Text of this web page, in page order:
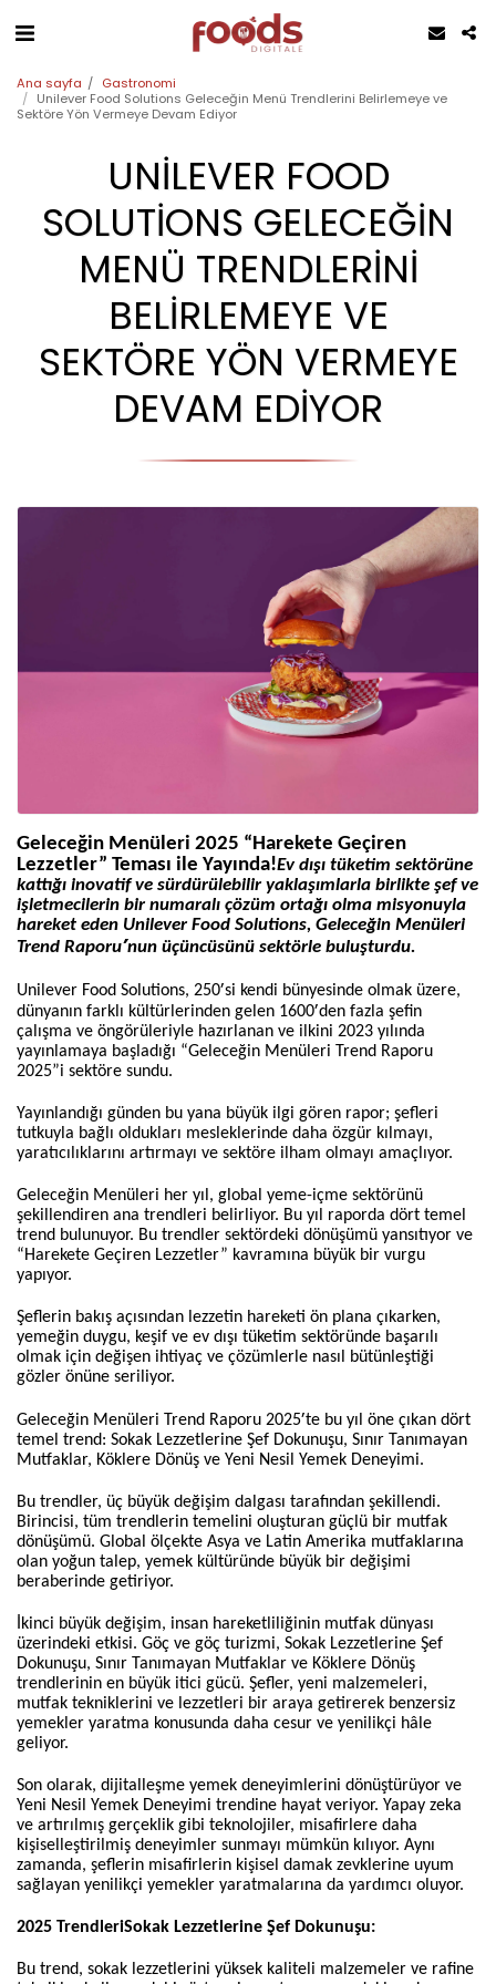
Ana sayfa
Gastronomi
Unilever Food Solutions Geleceğin Menü Trendlerini Belirlemeye ve
Sektöre Yön Vermeye Devam Ediyor
UNILEVER FOOD
SOLUTIONS GELECEĞIN
MENÜ TRENDLERINI
BELIRLEMEYE VE
SEKTÖRE YÖN VERMEYE
DEVAM EDIYOR
Geleceğin Menüleri 2025 “Harekete Geçiren
Lezzetler” Teması ile Yayında!Ev dışı tüketim sektörüne
kattığı inovatif ve sürdürülebilir yaklaşımlarla birlikte şef ve
işletmecilerin bir numaralı çözüm ortağı olma misyonuyla
hareket eden Unilever Food Solutions, Geleceğin Menüleri
Trend Raporu’nun üçüncüsünü sektörle buluşturdu.
Unilever Food Solutions, 250’si kendi bünyesinde olmak üzere,
dünyanın farklı kültürlerinden gelen 1600’den fazla şefin
çalışma ve öngörüleriyle hazırlanan ve ilkini 2023 yılında
yayınlamaya başladığı “Geleceğin Menüleri Trend Raporu
2025”i sektöre sundu.
Yayınlandığı günden bu yana büyük ilgi gören rapor; şefleri
tutkuyla bağlı oldukları mesleklerinde daha özgür kılmayı,
yaratıcılıklarını artırmayı ve sektöre ilham olmayı amaçlıyor.
Geleceğin Menüleri her yıl, global yeme-içme sektörünü
şekillendiren ana trendleri belirliyor. Bu yıl raporda dört temel
trend bulunuyor. Bu trendler sektördeki dönüşümü yansıtıyor ve
“Harekete Geçiren Lezzetler” kavramına büyük bir vurgu
yapıyor.
Şeflerin bakış açısından lezzetin hareketi ön plana çıkarken,
yemeğin duygu, keşif ve ev dışı tüketim sektöründe başarılı
olmak için değişen ihtiyaç ve çözümlerle nasıl bütünleştiği
gözler önüne seriliyor.
Geleceğin Menüleri Trend Raporu 2025’te bu yıl öne çıkan dört
temel trend: Sokak Lezzetlerine Şef Dokunuşu, Sınır Tanımayan
Mutfaklar, Köklere Dönüş ve Yeni Nesil Yemek Deneyimi.
Bu trendler, üç büyük değişim dalgası tarafından şekillendi.
Birincisi, tüm trendlerin temelini oluşturan güçlü bir mutfak
dönüşümü. Global ölçekte Asya ve Latin Amerika mutfaklarına
olan yoğun talep, yemek kültüründe büyük bir değişimi
beraberinde getiriyor.
İkinci büyük değişim, insan hareketliliğinin mutfak dünyası
üzerindeki etkisi. Göç ve göç turizmi, Sokak Lezzetlerine Şef
Dokunuşu, Sınır Tanımayan Mutfaklar ve Köklere Dönüş
trendlerinin en büyük itici gücü. Şefler, yeni malzemeleri,
mutfak tekniklerini ve lezzetleri bir araya getirerek benzersiz
yemekler yaratma konusunda daha cesur ve yenilikçi hâle
geliyor.
Son olarak, dijitalleşme yemek deneyimlerini dönüştürüyor ve
Yeni Nesil Yemek Deneyimi trendine hayat veriyor. Yapay zeka
ve artırılmış gerçeklik gibi teknolojiler, misafirlere daha
kişiselleştirilmiş deneyimler sunmayı mümkün kılıyor. Aynı
zamanda, şeflerin misafirlerin kişisel damak zevklerine uyum
sağlayan yenilikçi yemekler yaratmalarına da yardımcı oluyor.
2025 TrendleriSokak Lezzetlerine Şef Dokunuşu:
Bu trend, sokak lezzetlerini yüksek kaliteli malzemeler ve rafine